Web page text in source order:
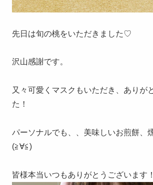
先日は旬の桃をいただきました♡
沢山感謝です。
又々可愛くマスクもいただき、ありが
た！
パーソナルでも、、美味しいお煎餅、
(≧∀≦)
皆様本当いつもありがとうございます